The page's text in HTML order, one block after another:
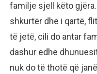
familje sjell këto
shkurtër dhe i qartë,
të jetë, cili do antar
dashur edhe
nuk do të thotë që